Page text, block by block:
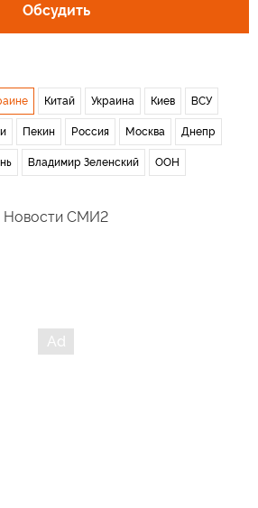
Обсудить
Китай Украина Киев ВСУ
Пекин Россия Москва Днепр
Владимир Зеленский ООН
Новости СМИ2